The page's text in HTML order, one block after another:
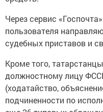
Через сервис
пользователя
судебных приставов и
Кроме того,
должностному лицу
(ходатайство,
подчиненности по